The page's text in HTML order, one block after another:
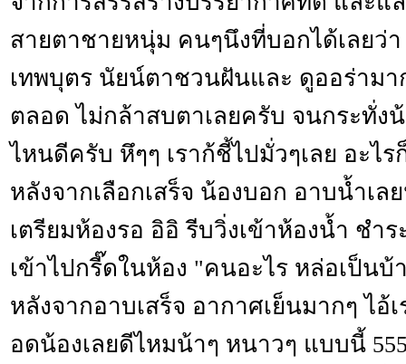
สายตาชายหนุ่ม คนๆนึงที่บอกได้เลยว่
เทพบุตร นัยน์ตาชวนฝันและ ดูออร่าม
ตลอด ไม่กล้าสบตาเลยครับ จนกระทั่ง
ไหนดีครับ หึๆๆ เราก้ชี้ไปมั่วๆเลย อะไร
หลังจากเลือกเสร็จ น้องบอก อาบน้ำเล
เตรียมห้องรอ อิอิ รีบวิ่งเข้าห้องน้ำ ชำ
เข้าไปกรี๊ดในห้อง "คนอะไร หล่อเป็นบ้
หลังจากอาบเสร็จ อากาศเย็นมากๆ ไอ้
อดน้องเลยดีไหมน้าๆ หนาวๆ แบบนี้